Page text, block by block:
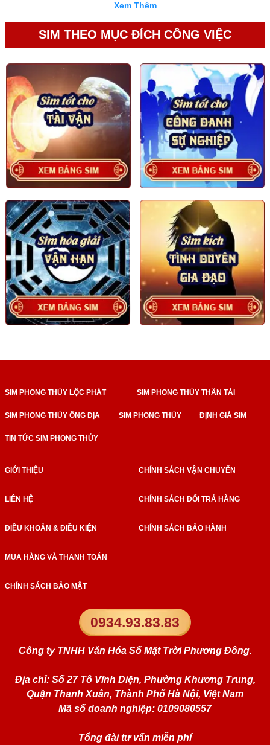
Xem Thêm
SIM THEO MỤC ĐÍCH CÔNG VIỆC
SIM PHONG THỦY LỘC PHÁT SIM PHONG THỦY THẦN TÀI
SIM PHONG THỦY ÔNG ĐỊA SIM PHONG THỦY ĐỊNH GIÁ SIM
TIN TỨC SIM PHONG THỦY
0934.93.83.83
Công ty TNHH Văn Hóa Số Mặt Trời Phương Đông.
Địa chỉ: Số 27 Tô Vĩnh Diện, Phường Khương Trung,
Quận Thanh Xuân, Thành Phố Hà Nội, Việt Nam
Mã số doanh nghiệp: 0109080557
Tổng đài tư vấn miễn phí
GIỚI THIỆU
LIÊN HỆ
ĐIỀU KHOẢN & ĐIỀU KIỆN
MUA HÀNG VÀ THANH TOÁN
CHÍNH SÁCH BẢO MẬT
CHÍNH SÁCH VẬN CHUYỂN
CHÍNH SÁCH ĐỔI TRẢ HÀNG
CHÍNH SÁCH BẢO HÀNH